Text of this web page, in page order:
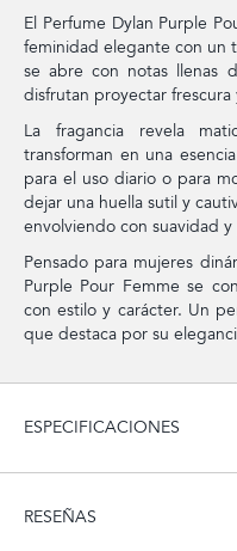
El Perfume Dylan Purple
feminidad elegante con un
se abre con notas llenas
disfrutan proyectar
La fragancia revela
transforman en una
para el uso diario o para
dejar una huella sutil y
envolviendo con suavidad
Pensado para mujeres
Purple Pour Femme se
con estilo y carácter. Un
que destaca por su
ESPECIFICACIONES
RESEÑAS